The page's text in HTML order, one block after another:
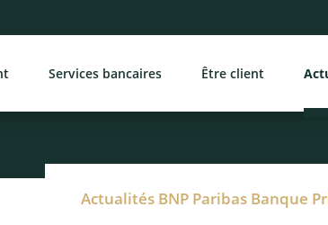
Services bancaires Être client
Actualités BNP Paribas Banque